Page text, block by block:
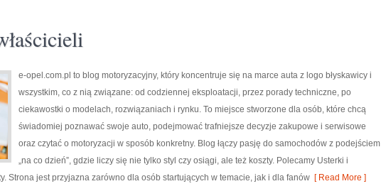
e-opel.com.pl to blog motoryzacyjny, który koncentruje się na marce auta z logo błyskawicy i
wszystkim, co z nią związane: od codziennej eksploatacji, przez porady techniczne, po
ciekawostki o modelach, rozwiązaniach i rynku. To miejsce stworzone dla osób, które chcą
świadomiej poznawać swoje auto, podejmować trafniejsze decyzje zakupowe i serwisowe
oraz czytać o motoryzacji w sposób konkretny. Blog łączy pasję do samochodów z podejściem
„na co dzień”, gdzie liczy się nie tylko styl czy osiągi, ale też koszty. Polecamy Usterki i
Strona jest przyjazna zarówno dla osób startujących w temacie, jak i dla fanów [ Read More ]